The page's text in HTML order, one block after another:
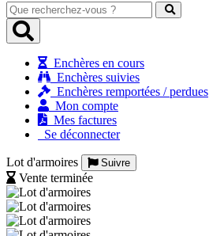
Que
recherchez-
vous
Enchères en cours
Enchères suivies
Enchères remportées / perdues
Mon compte
Mes factures
Se déconnecter
Lot d'armoires Suivre
Vente terminée